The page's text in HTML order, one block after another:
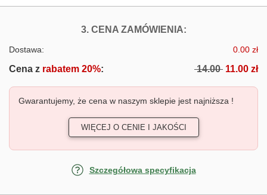
3. CENA ZAMÓWIENIA:FOTOTAPETY
Dostawa: 0.00 zł
Cena z rabatem 20%: 14.00 11.00 zł
Gwarantujemy, że cena w naszym sklepie jest najniższa !
WIĘCEJ O CENIE I JAKOŚCI
Szczegółowa specyfikacja